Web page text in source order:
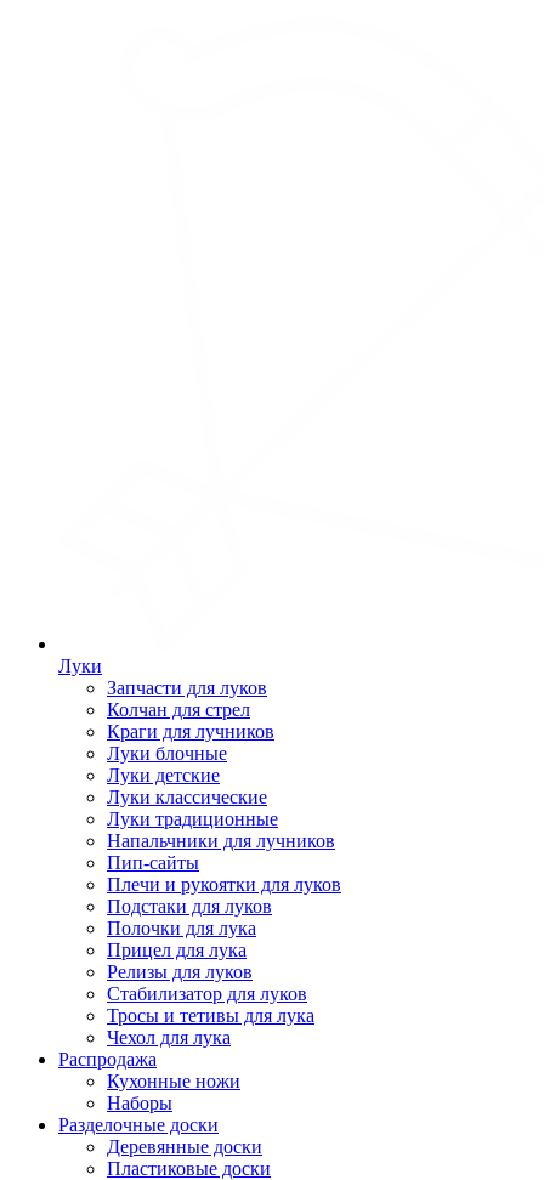
Луки
Запчасти для луков
Колчан для стрел
Краги для лучников
Луки блочные
Луки детские
Луки классические
Луки традиционные
Напальчники для лучников
Пип-сайты
Плечи и рукоятки для луков
Подстаки для луков
Полочки для лука
Прицел для лука
Релизы для луков
Стабилизатор для луков
Тросы и тетивы для лука
Чехол для лука
Распродажа
Кухонные ножи
Наборы
Разделочные доски
Деревянные доски
Пластиковые доски